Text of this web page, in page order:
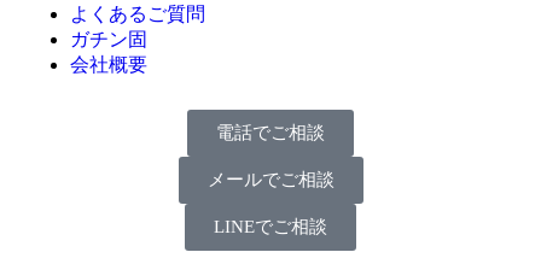
よくあるご質問
ガチン固
会社概要
電話でご相談
メールでご相談
LINEでご相談